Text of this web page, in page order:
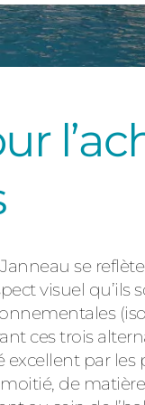
se
visuel
ces trois
par
de